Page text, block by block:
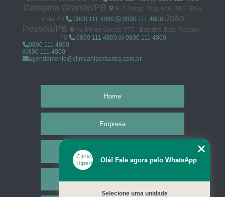
Campina Grande/PB
R. Cônego Pequeno, 360 - Bela
Vista PB
0800 111 4800 0800 111 4800 João
Pessoa/PB
Av. Minas Gerais, 777 - Estados João Pessoa -
PB
0800 111 4800
0800 111 4800
0800 111 4800
800 111 4800
agendamento@clinicahiperbarica.com.br
Home
Empresa
Olá! Fale agora pelo WhatsApp
Selecione uma unidade